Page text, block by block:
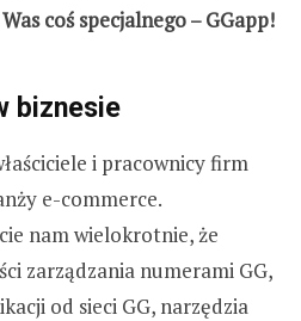
coś specjalnego – GGapp!
biznesie
i pracownicy firm
e-commerce.
nam wielokrotnie, że
zarządzania numerami GG,
od sieci GG, narzędzia